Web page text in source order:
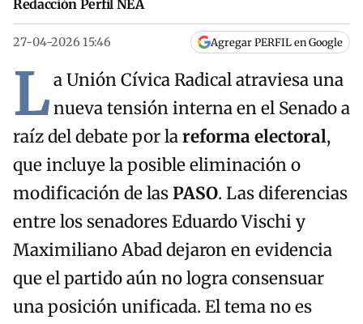
Redacción Perfil NEA
27-04-2026 15:46 Agregar PERFIL en Google
La Unión Cívica Radical atraviesa una
nueva tensión interna en el Senado a
raíz del debate por lareforma electoral,
que incluye la posible eliminación o
modificación de lasPASO. Las diferencias
entre los senadores Eduardo Vischi y
Maximiliano Abad dejaron en evidencia
que el partido aún no logra consensuar
una posición unificada. El tema no es